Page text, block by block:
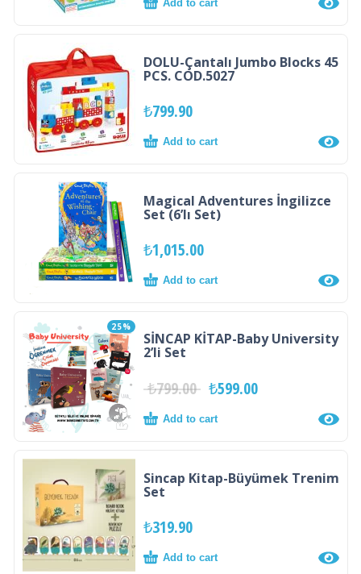
Add to cart
DOLU-Çantalı Jumbo Blocks 45
PCS. COD.5027
₺799.90
Add to cart
Magical Adventures İngilizce
Set (6’lı Set)
₺1,015.00
Add to cart
25%
SİNCAP KİTAP-Baby University
2’li Set
₺799.00 ₺599.00
Add to cart
Sincap Kitap-Büyümek Trenim
Set
₺319.90
Add to cart